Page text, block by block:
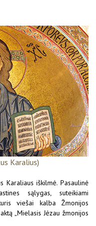
Karalius)
iškilmė. Pasaulinė
sąlygas, suteikiami
viešai kalba Žmonijos
„Mielasis Jėzau žmonijos